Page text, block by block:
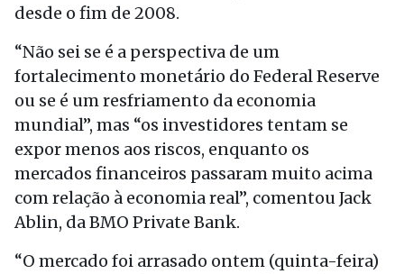
desde o fim de 2008.
“Não sei se é a perspectiva de um
fortalecimento monetário do Federal Reserve
ou se é um resfriamento da economia
mundial”, mas “os investidores tentam se
expor menos aos riscos, enquanto os
mercados financeiros passaram muito acima
com relação à economia real”, comentou Jack
Ablin, da BMO Private Bank.
“O mercado foi arrasado ontem (quinta-feira)